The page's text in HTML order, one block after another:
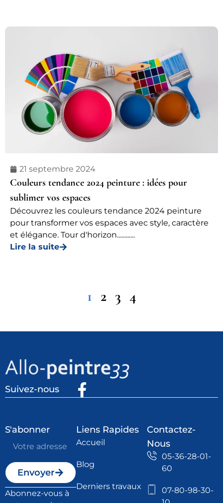
21 septembre 2024
Couleurs tendance 2024 peinture : idées pour
sublimer vos espaces
Découvrez les couleurs tendance 2024 peinture
pour transformer vos espaces avec style, caractère
et élégance. Tour d'horizon............
Lire la suite
1 2 3 4
Suivez-nous
S'abonner
Envoyer
Abonnez-vous à
Liens Rapides
Accueil
Blog
Derniers travaux
Contactez-
Nous
05-36-28-01-
60
07-80-98-30-